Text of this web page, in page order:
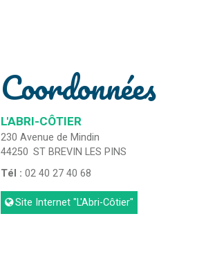
Coordonnées
L'ABRI-CÔTIER
230 Avenue de Mindin
44250 ST BREVIN LES PINS
Tél :02 40 27 40 68
Site Internet"L'Abri-Côtier"